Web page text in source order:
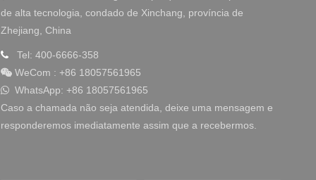
de alta tecnologia, condado de Xinchang, província de
Zhejiang, China
 Tel: 400-6666-358
 WeCom : +86 18057561965
 WhatsApp: +86 18057561965
Caso a chamada não seja atendida, deixe uma mensagem e
responderemos imediatamente assim que a recebermos.